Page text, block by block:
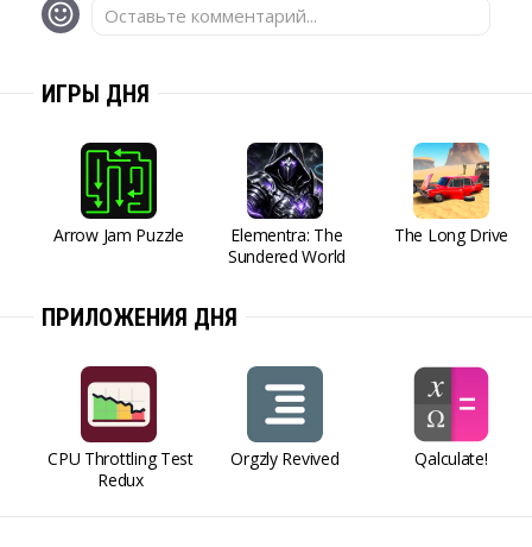
Оставьте комментарий...
ИГРЫ ДНЯ
Arrow Jam Puzzle
Elementra: The
Sundered World
The Long Drive
ПРИЛОЖЕНИЯ ДНЯ
CPU Throttling Test
Redux
Orgzly Revived Qalculate!